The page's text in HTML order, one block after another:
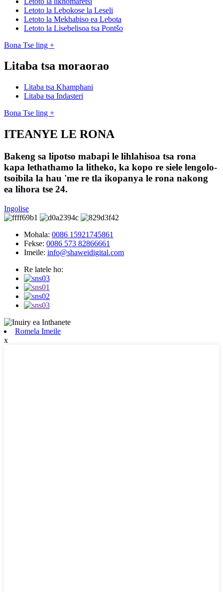
Letoto la Lebokose la Leseli
Letoto la Mekhabiso ea Lebota
Letoto la Lisebelisoa tsa Pontšo
Bona Tse ling +
Litaba tsa moraorao
Litaba tsa Khamphani
Litaba tsa Indasteri
Bona Tse ling +
ITEANYE LE RONA
Bakeng sa lipotso mabapi le lihlahisoa tsa rona
kapa lethathamo la litheko, ka kopo re siele lengolo-
tsoibila la hau 'me re tla ikopanya le rona nakong
ea lihora tse 24.
Ingolise
Mohala: 0086 15921745861
Fekse: 0086 573 82866661
Imeile: info@shaweidigital.com
Re latele ho:
Romela Imeile
x